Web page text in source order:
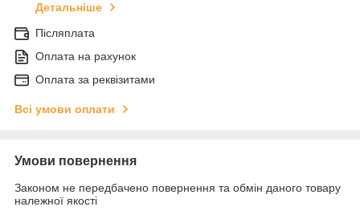
Детальніше
Післяплата
Оплата на рахунок
Оплата за реквізитами
Всі умови оплати
Умови повернення
Законом не передбачено повернення та обмін даного товару
належної якості